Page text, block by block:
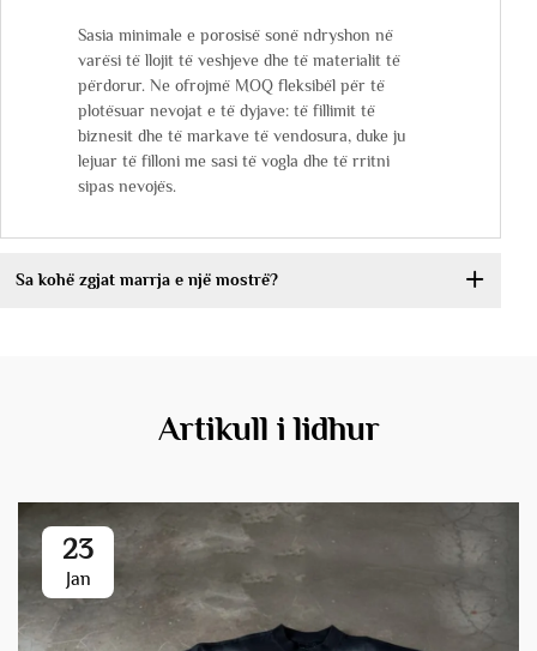
Sasia minimale e porosisë sonë ndryshon në
varësi të llojit të veshjeve dhe të materialit të
përdorur. Ne ofrojmë MOQ fleksibël për të
plotësuar nevojat e të dyjave: të fillimit të
biznesit dhe të markave të vendosura, duke ju
lejuar të filloni me sasi të vogla dhe të rritni
sipas nevojës.
Sa kohë zgjat marrja e një mostrë?
Artikull i lidhur
23
Jan